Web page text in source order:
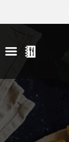
ACCUEIL
LA CARTE